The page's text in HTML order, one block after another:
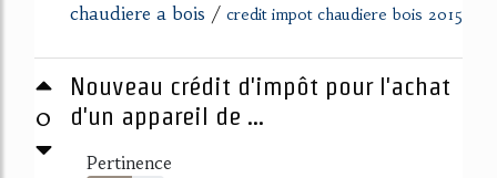
chaudiere a bois / credit impot chaudiere bois 2015
0
Nouveau crédit d'impôt pour l'achat
d'un appareil de ...
Pertinence